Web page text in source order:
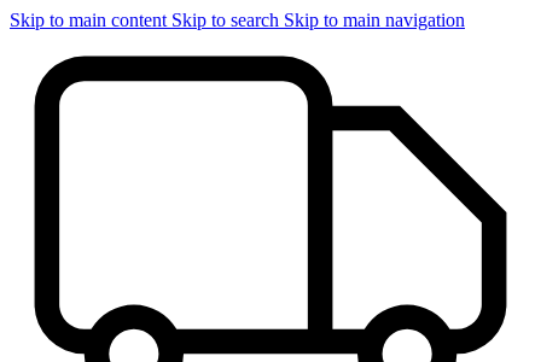
Skip to main content Skip to search Skip to main navigation